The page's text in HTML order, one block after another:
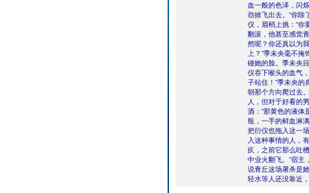
血一般的色泽，闪
劲掀飞出去。“你除
仪，眉梢上挑：“你
翻滚，他甚至感觉
然呢？你还真以为
上？”季未央毫不
碰她的脸。季未央
仪吞下喉头的血气
子站住！”季未央的
朝那个方向爬过去
人，但对于好看的
酒：“那黄色的液体
瓶，一手的鲜血淋
把衍仪也拖入这一
入这种事情的人，
疚，之前它那么吐
中业火翻飞。“宿主
说青丘这场屠杀是
轻水等人还没靠近